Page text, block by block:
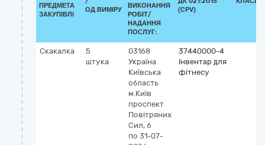
ПРЕДМЕТА
ЗАКУПІВЛІ
ОД.ВИМІРУ
ВИКОНАННЯ
РОБІТ/
НАДАННЯ
ПОСЛУГ:
(CPV)
Скакалка
5
штука
03168
Україна
Київська
область
м.Київ
проспект
Повітряних
Сил, 6
по 31-07-
37440000-4
Інвентар для
фітнесу